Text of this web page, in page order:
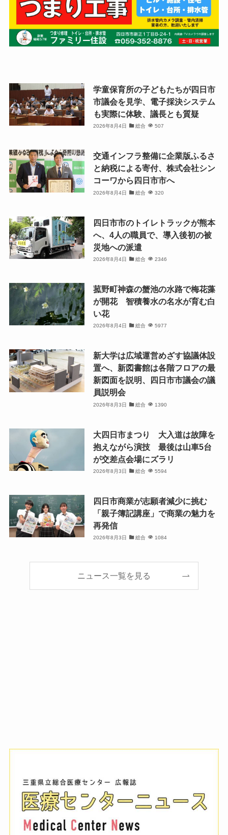
学童保育所の子どもたちが四日市
市議会を見学、電子採決システム
も実際に体験、議長とも質疑
2026年8月4日 総合 507
交通インフラ整備に企業版ふるさ
と納税による寄付、株式会社シン
コーワから四日市市へ
2026年8月4日 総合 320
四日市市のトイレトラックが熊本
へ、4人の職員で、導入後初の被
災地への派遣
2026年8月4日 総合 2346
菰野町神森の蟹池の水路で梅花藻
が開花 智積養水の名水が育む白
い花
2026年8月4日 総合 5977
新大学は広域運営めざす協議体設
置へ、新図書館は各階フロアの最
新図面を説明、四日市市議会の議
員説明会
2026年8月3日 総合 1390
大四日市まつり 大入道は故障を
抱えながら演技 最後は山車5台
が交差点会場にズラリ
2026年8月3日 総合 5594
四日市商業が志願者減少に挑む
「親子簿記講座」で商業の魅力を
再発信
2026年8月3日 総合 1084
ニュース一覧を見る